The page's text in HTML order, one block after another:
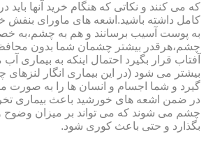
که می کنند و نکاتی که هنگام خرید آنها باید
کامل داشته باشید.اشعه های ماورای بنفش
به پوست آسیب برسانند و هم به چشم،به
چشم،هرقدر بیشتر چشمان شما بدون
آفتاب قرار بگیرد احتمال اینکه به بیماری آب
بیشتر می شود (در این بیماری انگار
گیرد و شما اجسام و انسان ها را به صورت
در ضمن اشعه های خورشید باعث بیماری
چشم می شوند که می تواند بر میزان وضوح و
بگذارد و حتی باعث کوری شود.